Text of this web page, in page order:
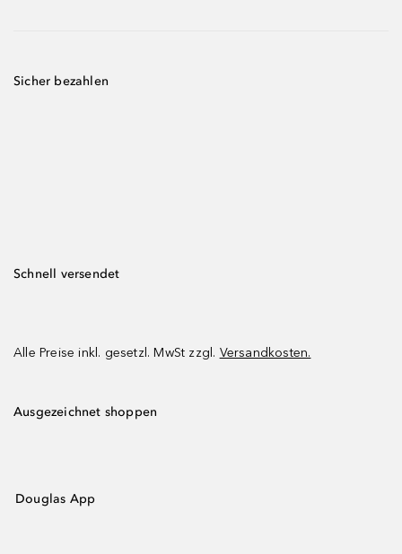
Sicher bezahlen
Schnell versendet
Alle Preise inkl. gesetzl. MwSt zzgl. Versandkosten.
Ausgezeichnet shoppen
Douglas App